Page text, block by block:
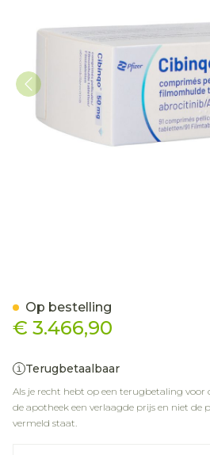
€ 3.466,90
Terugbetaalbaar
Als je recht hebt op een terugbetaling voor
de apotheek een verlaagde prijs en niet de
vermeld staat.
Op bestelling